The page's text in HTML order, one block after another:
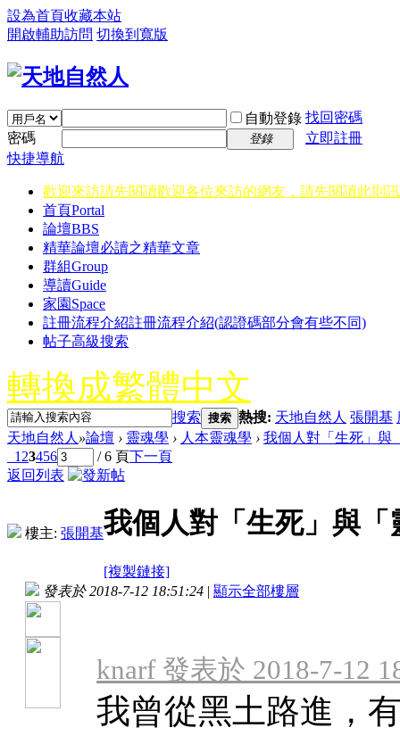
設為首頁收藏本站
開啟輔助訪問 切換到寬版
自動登錄 找回密碼
密碼
登錄
立即註冊
快捷導航
歡迎來訪請先閱讀歡迎各位來訪的網友，請先閱讀此則
首頁Portal
論壇BBS
精華論壇必讀之精華文章
群組Group
導讀Guide
家園 Space
註冊流程介紹註冊流程介紹(認證碼部分會有些不同)
帖子高級搜索
轉換成繁體中文
搜索 搜索 熱搜: 天地自然人 張開基
天地自然人 »論壇 › 靈魂學 › 人本靈魂學 › 我個人對「生死」與
1 23456 / 6 頁下一頁
返回列表
樓主: 張開基我個人對「生死」與
[複製鏈接]
發表於 2018-7-12 18:51:24 | 顯示全部樓層
knarf 發表於 2018-7-12
我曾從黑土路進，